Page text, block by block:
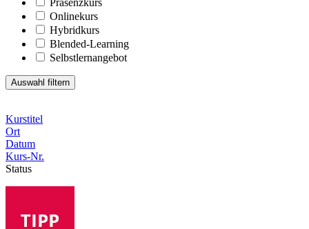
Onlinekurs
Hybridkurs
Blended-Learning
Selbstlernangebot
Kurstitel
Ort
Datum
Kurs-Nr.
Status